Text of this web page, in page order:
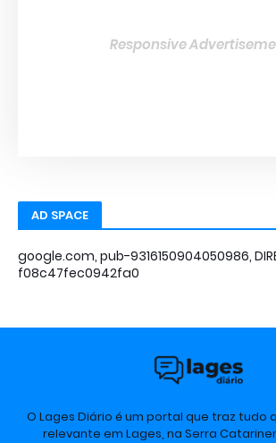
Responsive
AD SPACE
google.com, pub-9316150904050986,
f08c47fec0942fa0
O Lages Diário é um portal que traz tudo
relevante em Lages, na Serra